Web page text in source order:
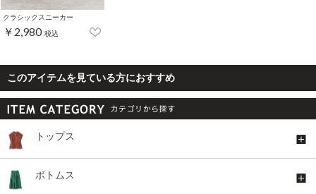
クラシックスニーカー
￥2,980 税込
このアイテムを見ている方におすすめ
トップス
ボトムス